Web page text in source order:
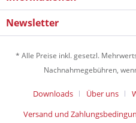
Newsletter
* Alle Preise inkl. gesetzl.
Nachnahmegebühren,
Downloads Über uns
Versand und